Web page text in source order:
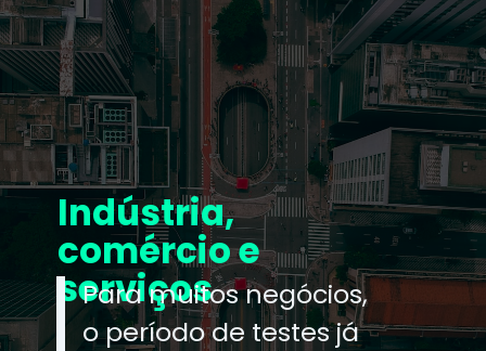
Indústria,
comércio e
serviços
Para muitos negócios,
o período de testes já